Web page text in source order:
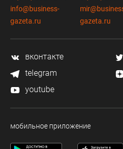
info@business-
gazeta.ru
gazeta.ru
вконтакте
telegram
youtube
мобильное приложение